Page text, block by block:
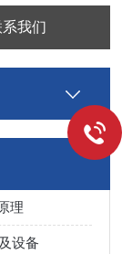
系我们
理
设备